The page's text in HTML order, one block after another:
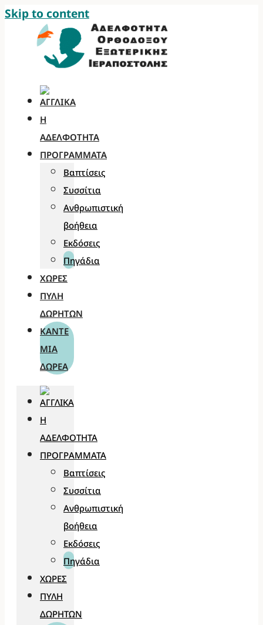
Skip to content
Η
ΑΔΕΛΦΌΤΗΤΑ
ΠΡΟΓΡΆΜΜΑΤΑ
Βαπτίσεις
Συσσίτια
Ανθρωπιστική
βοήθεια
Εκδόσεις
Πηγάδια
ΧΏΡΕΣ
ΠΎΛΗ
ΔΩΡΗΤΏΝ
ΚΆΝΤΕ
ΜΊΑ
ΔΩΡΕΆ
Η
ΑΔΕΛΦΌΤΗΤΑ
ΠΡΟΓΡΆΜΜΑΤΑ
Βαπτίσεις
Συσσίτια
Ανθρωπιστική
βοήθεια
Εκδόσεις
Πηγάδια
ΧΏΡΕΣ
ΠΎΛΗ
ΔΩΡΗΤΏΝ